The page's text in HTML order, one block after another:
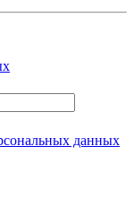
данных